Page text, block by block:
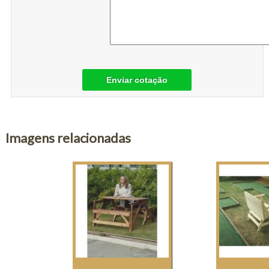
Enviar cotação
Imagens relacionadas